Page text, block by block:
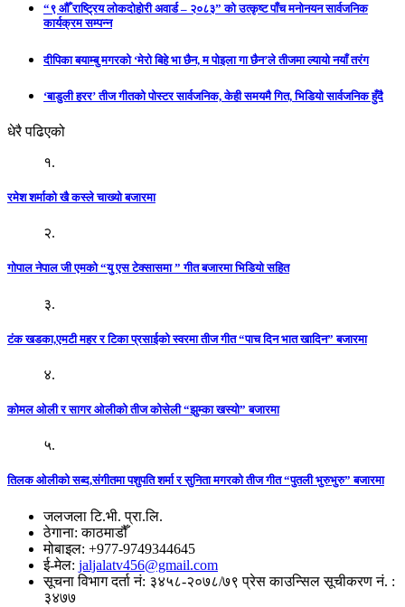
“९ औँ राष्ट्रिय लोकदोहोरी अवार्ड – २०८३” को उत्कृष्ट पाँच मनोनयन सार्वजनिक
कार्यक्रम सम्पन्न
दीपिका बयाम्बु मगरको ‘मेरो बिहे भा छैन, म पोइला गा छैन’ले तीजमा ल्यायो नयाँ तरंग
‘बाडुली हरर’ तीज गीतको पोस्टर सार्वजनिक, केही समयमै गित, भिडियो सार्वजनिक हुँदै
धेरै पढिएको
१.
रमेश शर्माको खै कस्ले चाख्यो बजारमा
२.
गोपाल नेपाल जी एमको “यु एस टेक्सासमा ” गीत बजारमा भिडियो सहित
३.
टंक खडका,एमटी महर र टिका प्रसाईको स्वरमा तीज गीत “पाच दिन भात खादिन” बजारमा
४.
कोमल ओली र सागर ओलीको तीज कोसेली “झुम्का खस्यो” बजारमा
५.
तिलक ओलीको सब्द,संगीतमा पशुपति शर्मा र सुनिता मगरको तीज गीत “पुतली भुरुभुरु” बजारमा
जलजला टि.भी. प्रा.लि.
ठेगाना: काठमाडौँ
मोबाइल: +977-9749344645
ई-मेल: jaljalatv456@gmail.com
सूचना विभाग दर्ता नं: ३४५८-२०७८/७९ प्रेस काउन्सिल सूचीकरण नं. :
३४७७